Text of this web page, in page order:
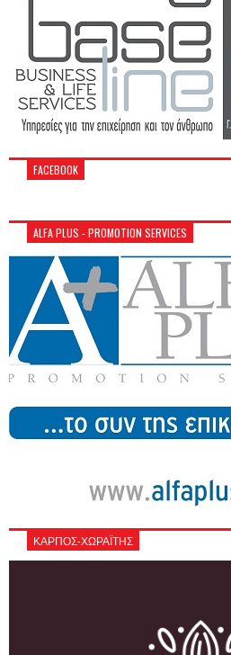
FACEBOOK
ALFA PLUS - PROMOTION SERVICES
ΚΑΡΠΟΣ-ΧΩΡΑΪΤΗΣ